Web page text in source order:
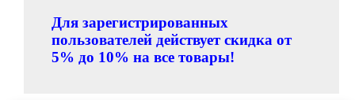
Для зарегистрированных
пользователей действует скидка от
5% до 10% на все товары!